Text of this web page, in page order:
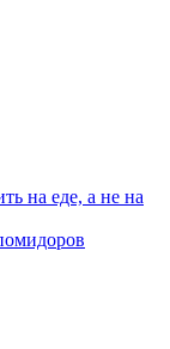
на еде, а не на